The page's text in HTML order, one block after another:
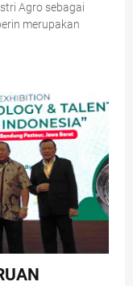
Agro sebagai
merupakan